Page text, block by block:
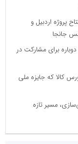
افتتاح پروژه اردبیل و
برای مشارکت در
کالا که جایزه ملی
مسیر تازه